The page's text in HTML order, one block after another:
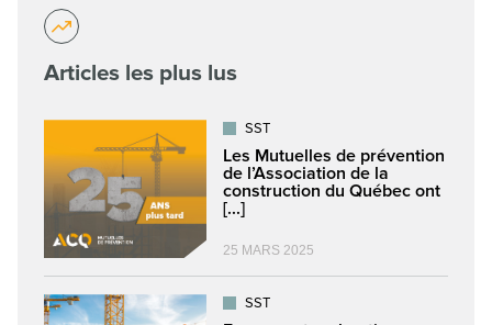
Articles les plus lus
SST
Les Mutuelles de prévention
de l’Association de la
construction du Québec ont
[...]
25 MARS 2025
SST